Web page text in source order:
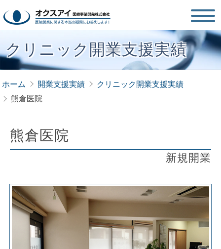
クリニック開業支援実績
ホーム 開業支援実績
クリニック開業支援実績
熊倉医院
熊倉医院
新規開業